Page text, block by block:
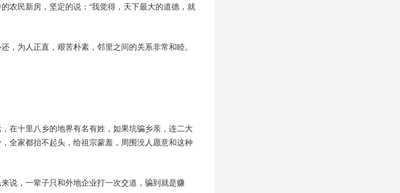
农民新房，坚定的说：“我觉得，天下最大的道德，就
，为人正直，艰苦朴素，邻里之间的关系非常和睦。
在十里八乡的地界有名有姓，如果坑骗乡亲，连二大
全家都抬不起头，给祖宗蒙羞，周围没人愿意和这种
说，一辈子只和外地企业打一次交道，骗到就是赚